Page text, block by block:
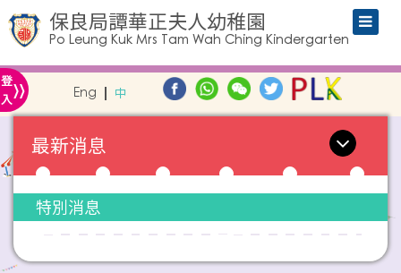
保良局譚華正夫人幼稚園
Po Leung Kuk Mrs Tam Wah Ching Kindergarten
登
入» Eng 中
最新消息
特別消息